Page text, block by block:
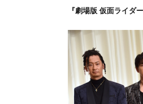
『劇場版 仮面ライダ